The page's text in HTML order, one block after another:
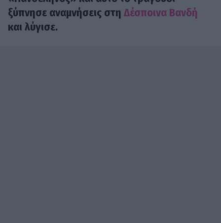
ξύπνησε αναμνήσεις στη Δέσποινα Βανδή
και λύγισε.